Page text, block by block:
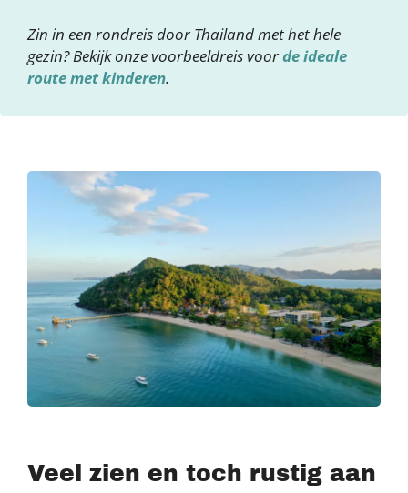
Zin in een rondreis door Thailand met het hele
gezin? Bekijk onze voorbeeldreis voorde ideale
route met kinderen.
Veel zien en toch rustig aan